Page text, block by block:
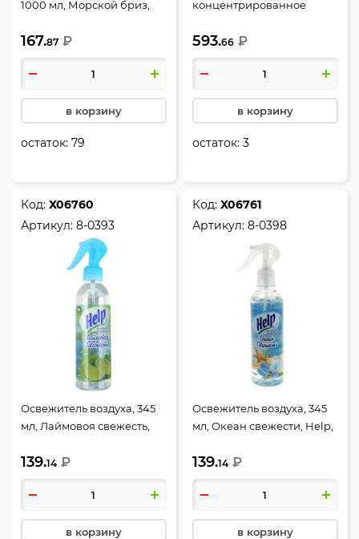
1000 мл, Морской бриз,
167.87 ₽
в корзину
остаток:79
концентрированное
мл, Морской бриз, Help, 4-
5731
593.66 ₽
в корзину
остаток:3
Код:Х06760
Артикул:8-0393
Освежитель воздуха, 345
мл, Лаймовоя свежесть,
139.14 ₽
в корзину
Код:Х06761
Артикул:8-0398
Освежитель воздуха, 345
мл, Океан свежести, Help,
139.14 ₽
в корзину